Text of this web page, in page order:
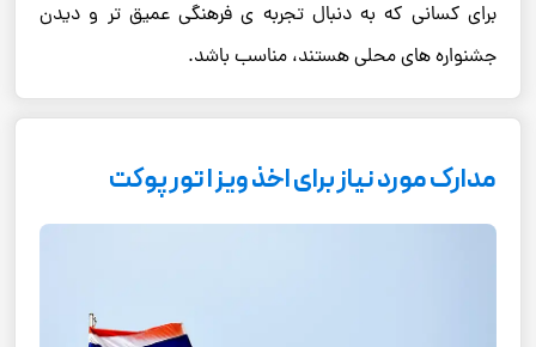
برای کسانی که به دنبال تجربه‌ ی فرهنگی عمیق ‌تر و دیدن
جشنواره ‌های محلی هستند، مناسب باشد.
مدارک مورد نیاز برای اخذ ویزا تور پوکت